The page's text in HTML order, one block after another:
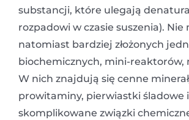
substancji, które ulegają
rozpadowi w czasie suszenia). Nie
natomiast bardziej złożonych
biochemicznych, mini-reaktorów,
W nich znajdują się cenne
prowitaminy, pierwiastki śladowe i
skomplikowane związki